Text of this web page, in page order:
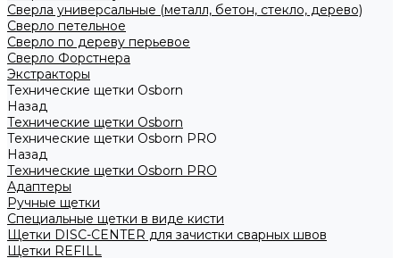
Сверла универсальные (металл, бетон, стекло, дерево)
Сверло петельное
Сверло по дереву перьевое
Сверло Форстнера
Экстракторы
Технические щетки Osborn
Назад
Технические щетки Osborn
Технические щетки Osborn PRO
Назад
Технические щетки Osborn PRO
Адаптеры
Ручные щетки
Специальные щетки в виде кисти
Щетки DISC-CENTER для зачистки сварных швов
Щетки REFILL